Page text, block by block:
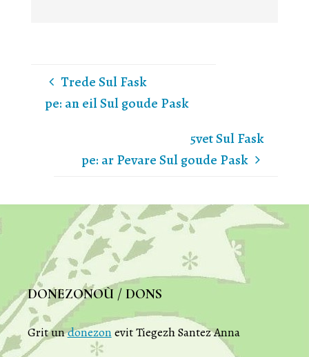
Trede Sul Fask
pe: an eil Sul goude Pask
5vet Sul Fask
pe: ar Pevare Sul goude Pask
DONEZONOÙ / DONS
Grit undonezonevit Tiegezh Santez Anna